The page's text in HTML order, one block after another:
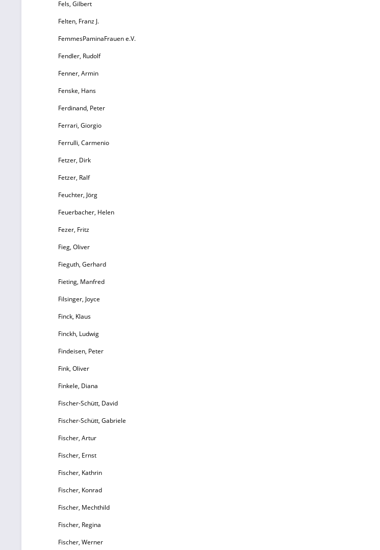
Fels, Gilbert
Felten, Franz J.
FemmesPaminaFrauen e.V.
Fendler, Rudolf
Fenner, Armin
Fenske, Hans
Ferdinand, Peter
Ferrari, Giorgio
Ferrulli, Carmenio
Fetzer, Dirk
Fetzer, Ralf
Feuchter, Jörg
Feuerbacher, Helen
Fezer, Fritz
Fieg, Oliver
Fieguth, Gerhard
Fieting, Manfred
Filsinger, Joyce
Finck, Klaus
Finckh, Ludwig
Findeisen, Peter
Fink, Oliver
Finkele, Diana
Fischer-Schütt, David
Fischer-Schütt, Gabriele
Fischer, Artur
Fischer, Ernst
Fischer, Kathrin
Fischer, Konrad
Fischer, Mechthild
Fischer, Regina
Fischer, Werner